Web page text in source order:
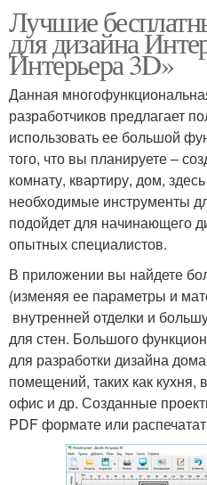
Лучшие
для дизайна
Интерьера 3D»
Данная
разработчиков предлагает
использовать ее большой
того, что вы планируете –
комнату, квартиру, дом,
необходимые инструменты
подойдет для начинающего
опытных специалистов.
В приложении вы найдете
(изменяя ее параметры и
внутренней отделки и
для стен. Большого
для разработки дизайна
помещений, таких как кухня,
офис и др. Созданные
PDF формате или